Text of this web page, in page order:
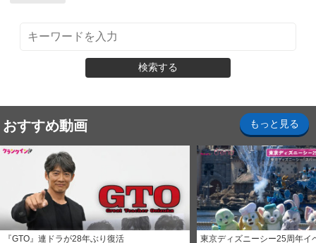
検索する
おすすめ動画 もっと見る
『GTO』連ドラが28年ぶり復活 東京ディズニーシー25周年イ